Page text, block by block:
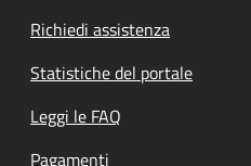
Richiedi assistenza
Statistiche del portale
Leggi le FAQ
Pagamenti